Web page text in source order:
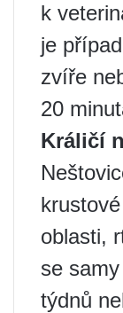
k
je
zvíře
20
Králičí
oblasti,
se
týdnů